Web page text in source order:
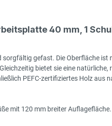
40 mm, 1
gefast. Die Oberfläche
bietet sie eine natürliche,
PEFC-zertifiziertes Holz aus
mit 120 mm breiter